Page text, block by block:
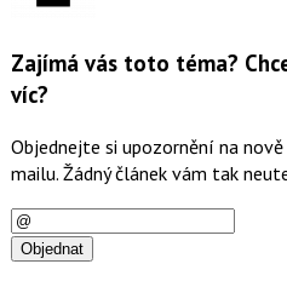
Zajímá vás toto téma?
víc?
Objednejte si upozornění na
mailu. Žádný článek vám tak
E-
mail
Objednat